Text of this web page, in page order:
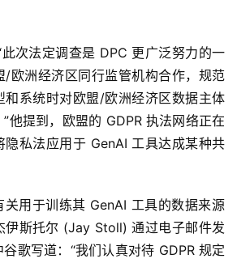
次法定调查是 DPC 更广泛努力的一
/欧洲经济区同行监管机构合作，规范
和系统时对欧盟/欧洲经济区数据主体
他提到，欧盟的 GDPR 执法网络正在
隐私法应用于 GenAI 工具达成某种共
关用于训练其 GenAI 工具的数据来源
伊斯托尔 (Jay Stoll) 通过电子邮件发
歌写道：“我们认真对待 GDPR 规定